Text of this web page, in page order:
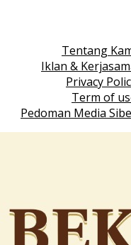
Tentang
Iklan &
Privacy
Term of
Pedoman Media